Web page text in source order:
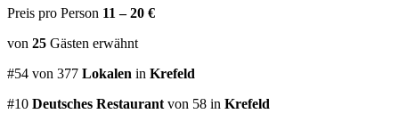
Preis pro Person 11 – 20 €
von 25 Gästen erwähnt
#54 von 377 Lokalen in Krefeld
#10 Deutsches Restaurant von 58 in Krefeld